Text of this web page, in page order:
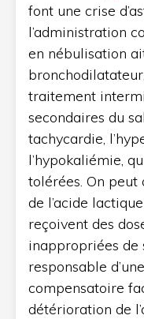
font une crise
l’administration
en nébulisation
traitement
secondaires du
tachycardie,
l’hypokaliémie,
tolérées. On
de l’acide
reçoivent des
inappropriées de
responsable
compensatoire
détérioration de